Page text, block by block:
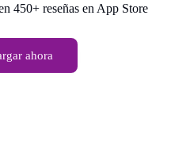
450+ reseñas en App Store
ahora